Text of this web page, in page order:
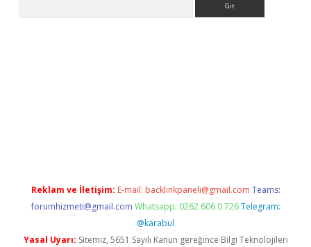
Reklam ve İletişim: E-mail: backlinkpaneli@gmail.com Teams:
forumhizmeti@gmail.com Whatsapp: 0262 606 0 726 Telegram:
@karabul
Yasal Uyarı: Sitemiz, 5651 Sayılı Kanun gereğince Bilgi Teknolojileri